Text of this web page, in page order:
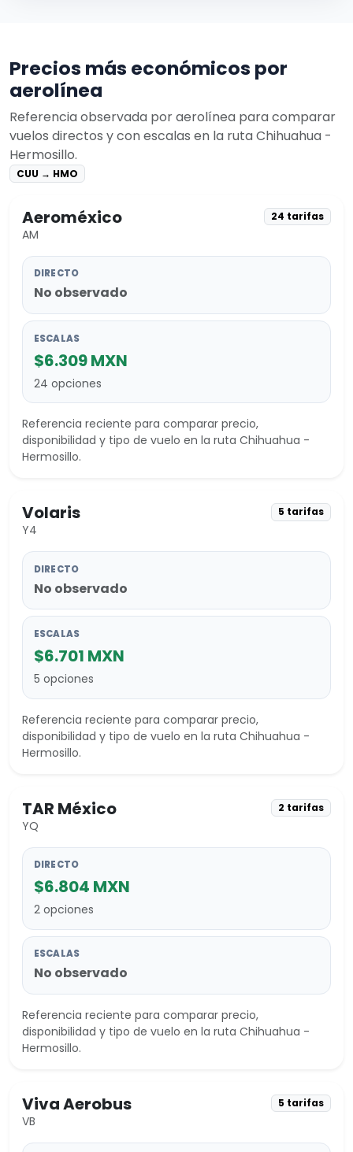
Precios más económicos por
aerolínea
Referencia observada por aerolínea para comparar
vuelos directos y con escalas en la ruta Chihuahua -
Hermosillo.
CUU → HMO
Aeroméxico
AM
24 tarifas
DIRECTO
No observado
ESCALAS
$6.309 MXN
24 opciones
Referencia reciente para comparar precio,
disponibilidad y tipo de vuelo en la ruta Chihuahua -
Hermosillo.
Volaris
Y4
5 tarifas
DIRECTO
No observado
ESCALAS
$6.701 MXN
5 opciones
Referencia reciente para comparar precio,
disponibilidad y tipo de vuelo en la ruta Chihuahua -
Hermosillo.
TAR México
YQ
2 tarifas
DIRECTO
$6.804 MXN
2 opciones
ESCALAS
No observado
Referencia reciente para comparar precio,
disponibilidad y tipo de vuelo en la ruta Chihuahua -
Hermosillo.
Viva Aerobus
VB
5 tarifas